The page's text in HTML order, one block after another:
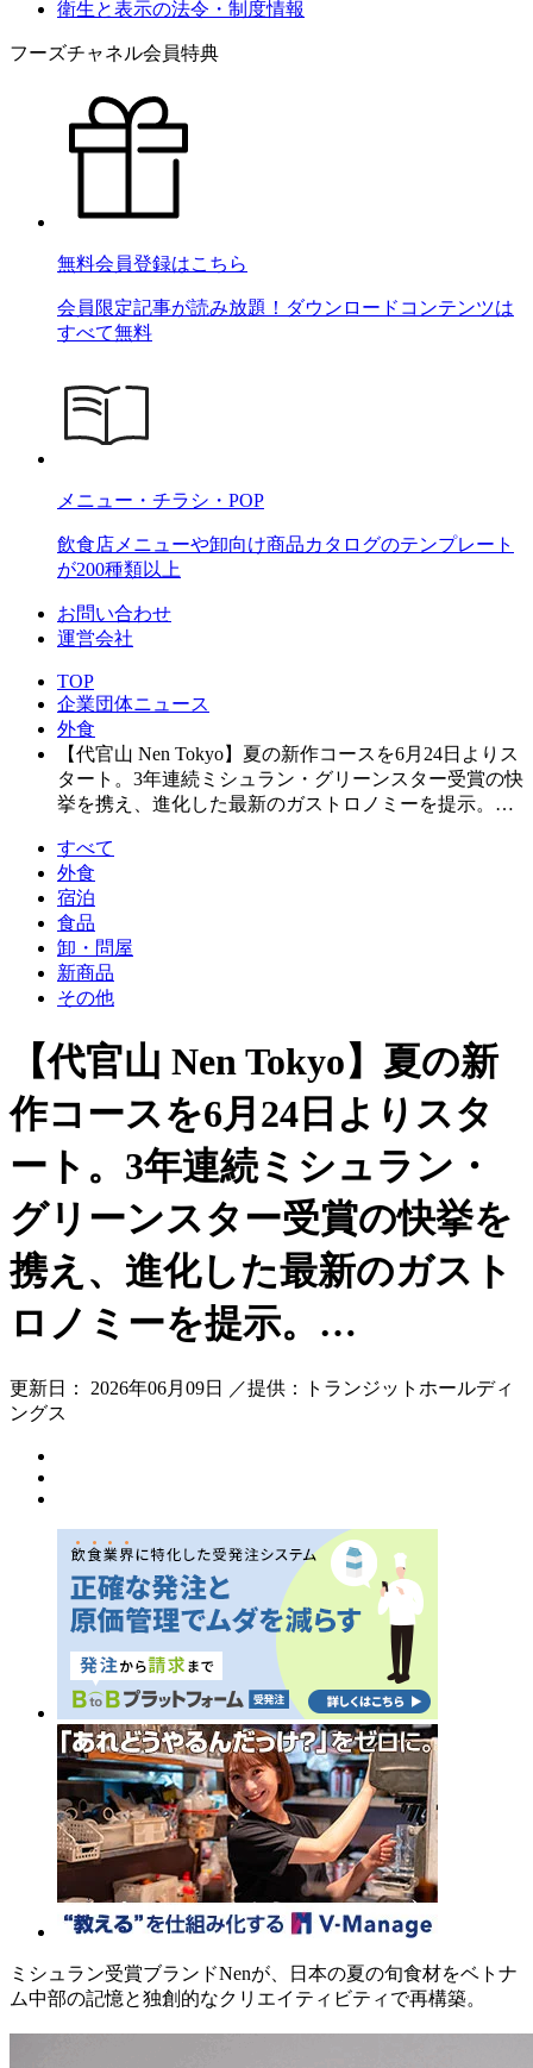
衛生と表示の法令・制度情報
フーズチャネル会員特典
無料会員登録はこちら
会員限定記事が読み放題！ダウンロードコンテンツは
すべて無料
メニュー・チラシ・POP
飲食店メニューや卸向け商品カタログのテンプレート
が200種類以上
お問い合わせ
運営会社
TOP
企業団体ニュース
外食
【代官山 Nen Tokyo】夏の新作コースを6月24日よりス
タート。3年連続ミシュラン・グリーンスター受賞の快
挙を携え、進化した最新のガストロノミーを提示。…
すべて
外食
宿泊
食品
卸・問屋
新商品
その他
【代官山 Nen Tokyo】夏の新
作コースを6月24日よりスタ
ート。3年連続ミシュラン・
グリーンスター受賞の快挙を
携え、進化した最新のガスト
ロノミーを提示。…
更新日： 2026年06月09日 ／提供：トランジットホールディ
ングス
ミシュラン受賞ブランドNenが、日本の夏の旬食材をベトナ
ム中部の記憶と独創的なクリエイティビティで再構築。